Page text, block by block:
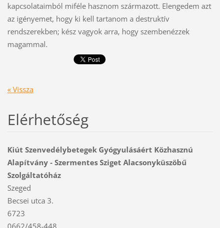
kapcsolataimból miféle hasznom származott. Elengedem azt
az igényemet, hogy ki kell tartanom a destruktív
rendszerekben; kész vagyok arra, hogy szembenézzek
magammal.
« Vissza
Elérhetőség
Kiút Szenvedélybetegek Gyógyulásáért Közhasznú
Alapítvány - Szermentes Sziget Alacsonyküszöbű
Szolgáltatóház
Szeged
Becsei utca 3.
6723
0662/458-448